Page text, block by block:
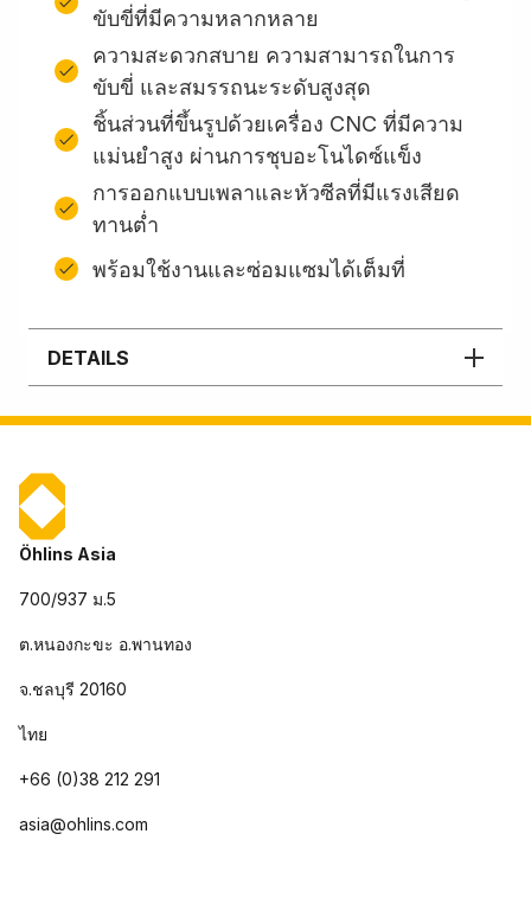
ขับขี่ที่มีความหลากหลาย
ความสะดวกสบาย ความสามารถในการ
ขับขี่ และสมรรถนะระดับสูงสุด
ชิ้นส่วนที่ขึ้นรูปด้วยเครื่อง CNC ที่มีความ
แม่นยำสูง ผ่านการชุบอะโนไดซ์แข็ง
การออกแบบเพลาและหัวซีลที่มีแรงเสียด
ทานต่ำ
พร้อมใช้งานและซ่อมแซมได้เต็มที่
DETAILS
Öhlins Asia
700/937 ม.5
ต.หนองกะขะ อ.พานทอง
จ.ชลบุรี 20160
ไทย
+66 (0)38 212 291
asia@ohlins.com